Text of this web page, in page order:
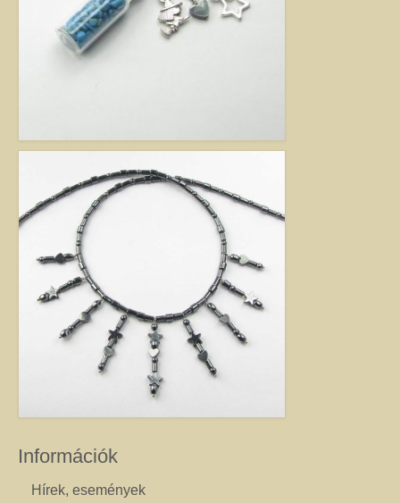
Jó tanácsok babalánchoz
garantáltan nincs két egyforma közöttük. Ha cserepes növényt ajándékoz
ismerősének, személyesebbé teheti Virág ékszerrel.
Információk
Hírek, események